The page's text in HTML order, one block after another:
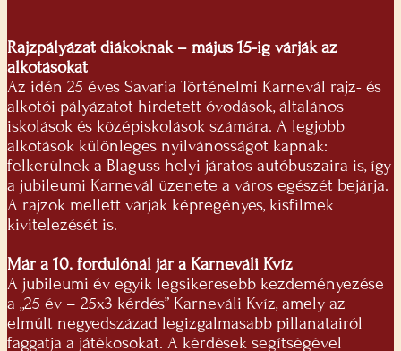
Rajzpályázat diákoknak – május 15-ig várják az
alkotásokat
Az idén 25 éves Savaria Történelmi Karnevál rajz- és
alkotói pályázatot hirdetett óvodások, általános
iskolások és középiskolások számára. A legjobb
alkotások különleges nyilvánosságot kapnak:
felkerülnek a Blaguss helyi járatos autóbuszaira is, így
a jubileumi Karnevál üzenete a város egészét bejárja.
A rajzok mellett várják képregényes, kisfilmek
kivitelezését is.
Már a 10. fordulónál jár a Karneváli Kvíz
A jubileumi év egyik legsikeresebb kezdeményezése
a „25 év – 25x3 kérdés” Karneváli Kvíz, amely az
elmúlt negyedszázad legizgalmasabb pillanatairól
faggatja a játékosokat. A kérdések segítségével